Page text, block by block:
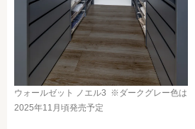
ウォールゼット ノエル3 ※ダークグレー色は
2025年11月頃発売予定